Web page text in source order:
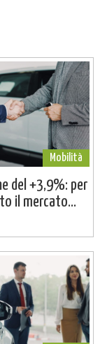
Mobilità
del +3,9%: per
il mercato...